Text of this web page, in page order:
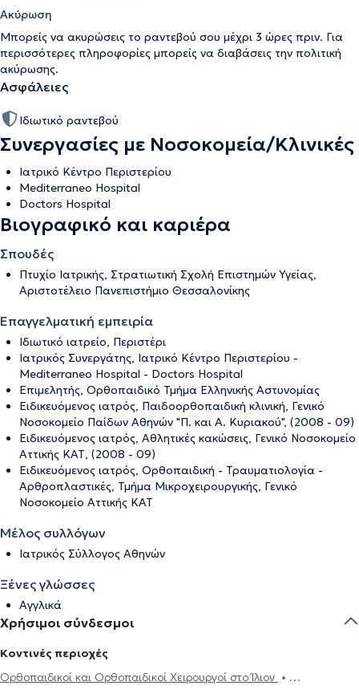
Ακύρωση
Μπορείς να ακυρώσεις το ραντεβού σου μέχρι 3 ώρες πριν. Για
περισσότερες πληροφορίες μπορείς να διαβάσεις την πολιτική
ακύρωσης.
Ασφάλειες
Ιδιωτικό ραντεβού
Συνεργασίες με Νοσοκομεία/Κλινικές
Ιατρικό Κέντρο Περιστερίου
Mediterraneo Hospital
Doctors Hospital
Βιογραφικό και καριέρα
Σπουδές
Πτυχίο Ιατρικής, Στρατιωτική Σχολή Επιστημών Υγείας,
Αριστοτέλειο Πανεπιστήμιο Θεσσαλονίκης
Επαγγελματική εμπειρία
Ιδιωτικό ιατρείο, Περιστέρι
Ιατρικός Συνεργάτης, Ιατρικό Κέντρο Περιστερίου -
Mediterraneo Hospital - Doctors Hospital
Επιμελητής, Ορθοπαιδικό Τμήμα Ελληνικής Αστυνομίας
Ειδικευόμενος ιατρός, Παιδοορθοπαιδική κλινική, Γενικό
Νοσοκομείο Παίδων Αθηνών "Π. και Α. Κυριακού", (2008 - 09)
Ειδικευόμενος ιατρός, Αθλητικές κακώσεις, Γενικό Νοσοκομείο
Αττικής ΚΑΤ, (2008 - 09)
Ειδικευόμενος ιατρός, Ορθοπαιδική - Τραυματιολογία -
Αρθροπλαστικές, Τμήμα Μικροχειρουργικής, Γενικό
Νοσοκομείο Αττικής ΚΑΤ
Μέλος συλλόγων
Ιατρικός Σύλλογος Αθηνών
Ξένες γλώσσες
Αγγλικά
Χρήσιμοι σύνδεσμοι
Κοντινές περιοχές
Ορθοπαιδικοί και Ορθοπαιδικοί Χειρουργοί στο Ίλιον